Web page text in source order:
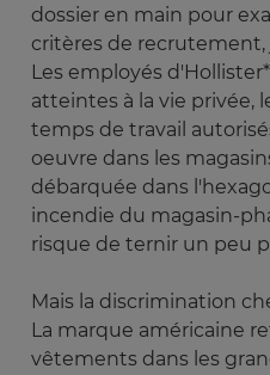
dossier en main pour
critères de
Les employés
atteintes à la vie privée,
temps de travail
oeuvre dans les
débarquée dans
incendie du magasin-
risque de ternir un peu
Mais la discrimination
La marque américaine
vêtements dans les